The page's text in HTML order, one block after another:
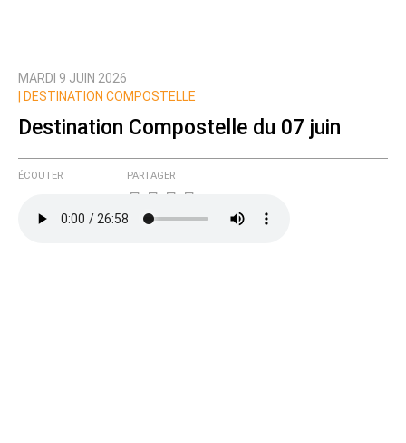
MARDI 9 JUIN 2026
DESTINATION COMPOSTELLE
Destination Compostelle du 07 juin
ÉCOUTER PARTAGER